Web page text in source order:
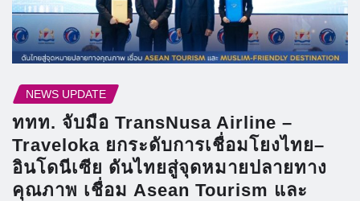
NEWS UPDATE
ททท. จับมือ TransNusa Airline –
Traveloka ยกระดับการเชื่อมโยงไทย–
อินโดนีเซีย ดันไทยสู่จุดหมายปลายทาง
คุณภาพ เชื่อม Asean Tourism และ